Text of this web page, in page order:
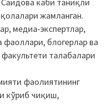
каби таниқли
жамланган.
медиа-экспертлар,
блогерлар ва
талабалари
фаолиятининг
кўриб чиқиш,